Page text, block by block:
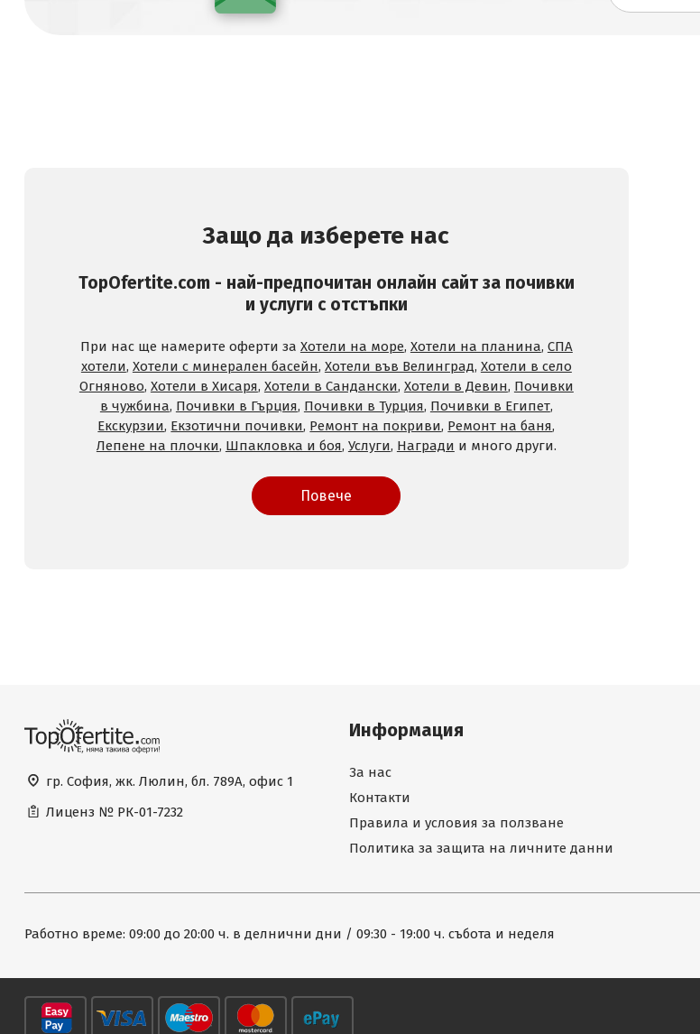
Защо да изберете нас
TopOfertite.com - най-предпочитан онлайн сайт за почивки
и услуги с отстъпки
При нас ще намерите оферти за Хотели на море, Хотели на планина, СПА
хотели, Хотели с минерален басейн, Хотели във Велинград, Хотели в село
Огняново, Хотели в Хисаря, Хотели в Сандански, Хотели в Девин, Почивки
в чужбина, Почивки в Гърция, Почивки в Турция, Почивки в Египет,
Екскурзии, Екзотични почивки, Ремонт на покриви, Ремонт на баня,
Лепене на плочки, Шпакловка и боя, Услуги, Награди и много други.
Повече
гр. София, жк. Люлин, бл. 789А, офис 1
Лиценз № РК-01-7232
Информация
За нас
Контакти
Правила и условия за ползване
Политика за защита на личните данни
Работно време: 09:00 до 20:00 ч. в делнични дни / 09:30 - 19:00 ч. събота и неделя